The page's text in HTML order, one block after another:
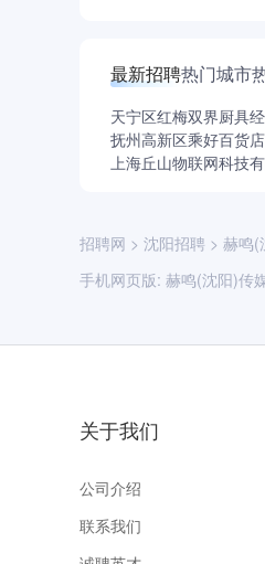
最新招聘热门城市
天宁区红梅双界厨具
抚州高新区乘好百货
上海丘山物联网科技
招聘网 > 沈阳招聘 > 赫鸣(
手机网页版: 赫鸣(沈阳)传
关于我们
公司介绍
联系我们